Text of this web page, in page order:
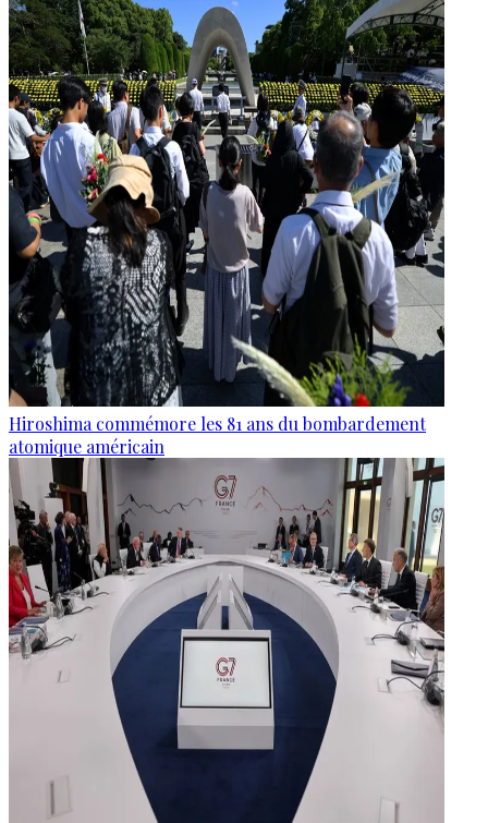
Hiroshima commémore les 81 ans du bombardement
atomique américain